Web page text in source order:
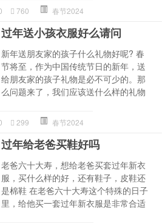
760 春节2024
过年送小孩衣服好么请问
新年送朋友家的孩子什么礼物好呢? 春
节将至，作为中国传统节日的新年，送
给朋友家的孩子礼物是必不可少的。那
么问题来了，我们应该送什么样的礼物
299 春节2024
过年给老爸买鞋好吗
老爸六十大寿，想给老爸买套过年新衣
服，买什么样的好，还有鞋子，皮鞋还
是棉鞋 在老爸六十大寿这个特殊的日子
里，给他买一套过年新衣服是非常合适